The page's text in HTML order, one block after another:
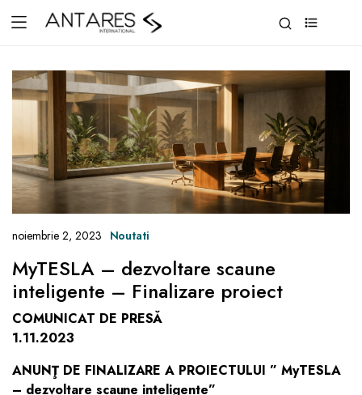
noiembrie 2, 2023 Noutati
MyTESLA – dezvoltare scaune
inteligente – Finalizare proiect
COMUNICAT DE PRESĂ
1.11.2023
ANUNŢ DE FINALIZARE A PROIECTULUI ” MyTESLA
– dezvoltare scaune inteligente”